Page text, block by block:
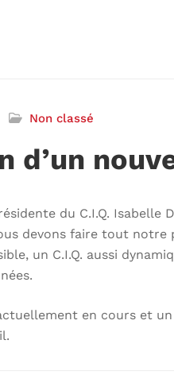
Non classé
d’un
du C.I.Q. Isabelle
devons faire tout
un C.I.Q. aussi
en cours et